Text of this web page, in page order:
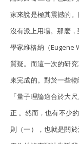
家來說是極其震撼的
沒有派上用場。那麼
學家維格納（Eugene
質疑。而這一次的研
來完成的。對於一些
「量子理論適合於大
正 。然而，也有不少
則（一），也就是關